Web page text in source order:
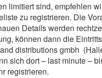
limitiert sind, empfehlen
zu registrieren. Die
Details werden
können dann die
distributions gmbh
sich dort – last minute –
registrieren.